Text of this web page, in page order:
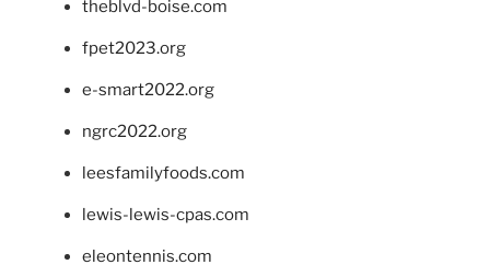
theblvd-boise.com
fpet2023.org
e-smart2022.org
ngrc2022.org
leesfamilyfoods.com
lewis-lewis-cpas.com
eleontennis.com